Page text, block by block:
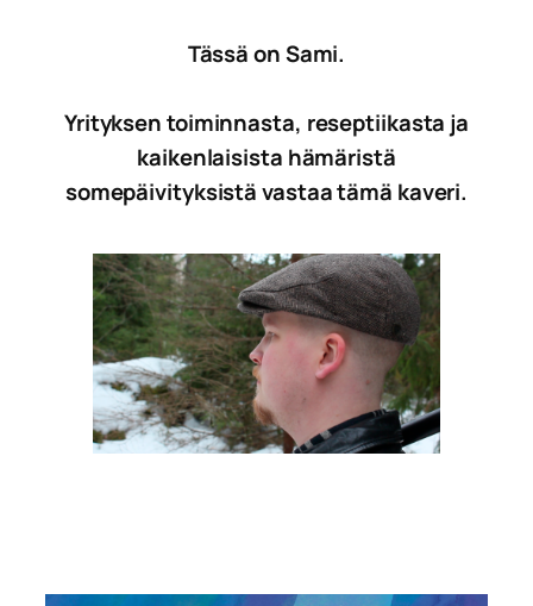
Tässä on Sami.
Yrityksen toiminnasta, reseptiikasta ja
kaikenlaisista hämäristä
somepäivityksistä vastaa tämä kaveri.